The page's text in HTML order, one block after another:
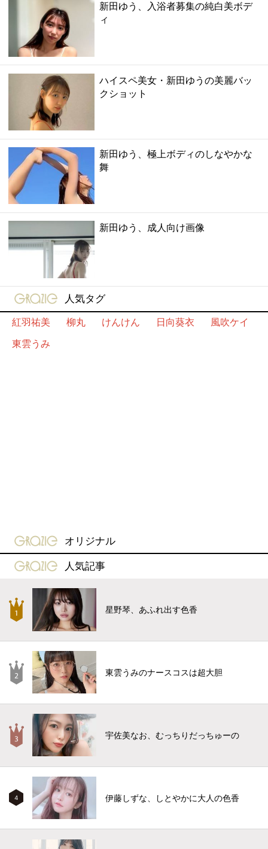
新田ゆう、入浴者募集の純白美ボデ
ィ
ハイスペ美女・新田ゆうの美麗バッ
クショット
新田ゆう、極上ボディのしなやかな
舞
新田ゆう、成人向け画像
gravure-grazie
人気タグ
紅羽祐美
柳丸 けんけん 日向葵衣
風吹ケイ
東雲うみ
gravure-grazie
オリジナル
gravure-grazie
人気記事
星野琴、あふれ出す色香
東雲うみのナースコスは超大胆
宇佐美なお、むっちりだっちゅーの
4 伊藤しずな、しとやかに大人の色香